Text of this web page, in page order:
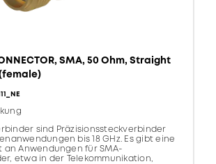
SMA, 50 Ohm, Straight
sind Präzisionssteckverbinder
bis 18 GHz. Es gibt eine
an Anwendungen für SMA-
etwa in der Telekommunikation,